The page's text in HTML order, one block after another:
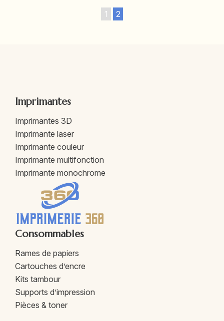
1 2
Imprimantes
Imprimantes 3D
Imprimante laser
Imprimante couleur
Imprimante multifonction
Imprimante monochrome
Consommables
Rames de papiers
Cartouches d’encre
Kits tambour
Supports d’impression
Pièces & toner